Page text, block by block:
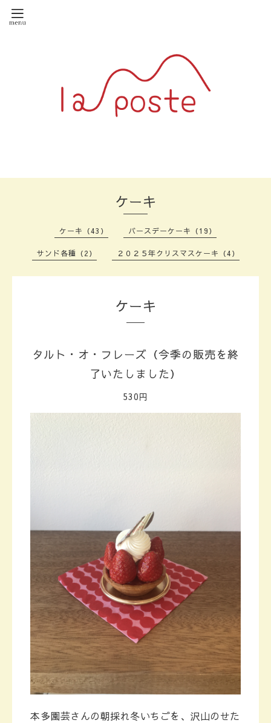
ケーキ
ケーキ（43） バースデーケーキ（19）
サンド各種（2） ２０２５年クリスマスケーキ（4）
ケーキ
タルト・オ・フレーズ（今季の販売を終
了いたしました）
530円
本多園芸さんの朝採れ冬いちごを、沢山のせた